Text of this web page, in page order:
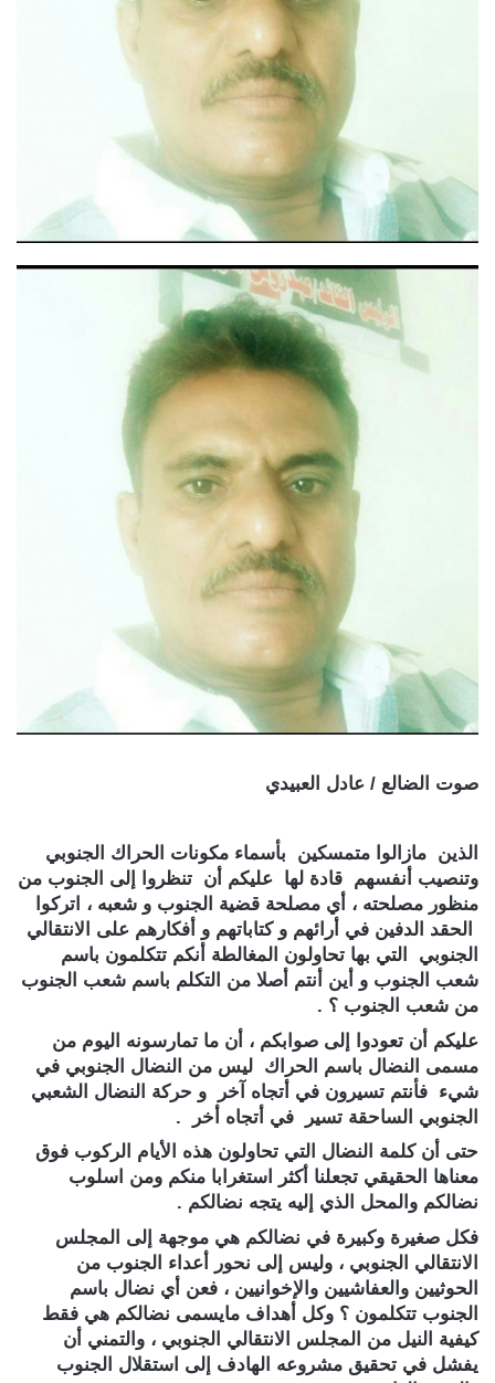
صوت الضالع / عادل العبيدي
الذين مازالوا متمسكين بأسماء مكونات الحراك الجنوبي
وتنصيب أنفسهم قادة لها عليكم أن تنظروا إلى الجنوب من
منظور مصلحته ، أي مصلحة قضية الجنوب و شعبه ، اتركوا
الحقد الدفين في أرائهم و كتاباتهم و أفكارهم على الانتقالي
الجنوبي التي بها تحاولون المغالطة أنكم تتكلمون باسم
شعب الجنوب و أين أنتم أصلا من التكلم باسم شعب الجنوب
من شعب الجنوب ؟ .
عليكم أن تعودوا إلى صوابكم ، أن ما تمارسونه اليوم من
مسمى النضال باسم الحراك ليس من النضال الجنوبي في
شيء فأنتم تسيرون في أتجاه آخر و حركة النضال الشعبي
الجنوبي الساحقة تسير في أتجاه أخر .
حتى أن كلمة النضال التي تحاولون هذه الأيام الركوب فوق
معناها الحقيقي تجعلنا أكثر استغرابا منكم ومن اسلوب
نضالكم والمحل الذي إليه يتجه نضالكم .
فكل صغيرة وكبيرة في نضالكم هي موجهة إلى المجلس
الانتقالي الجنوبي ، وليس إلى نحور أعداء الجنوب من
الحوثيين والعفاشيين والإخوانيين ، فعن أي نضال باسم
الجنوب تتكلمون ؟ وكل أهداف مايسمى نضالكم هي فقط
كيفية النيل من المجلس الانتقالي الجنوبي ، والتمني أن
يفشل في تحقيق مشروعه الهادف إلى استقلال الجنوب